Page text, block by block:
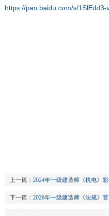
https://pan.baidu.com/s/
上一篇： 2024年一级建造师《机电》
下一篇： 2026年一级建造师《法规》